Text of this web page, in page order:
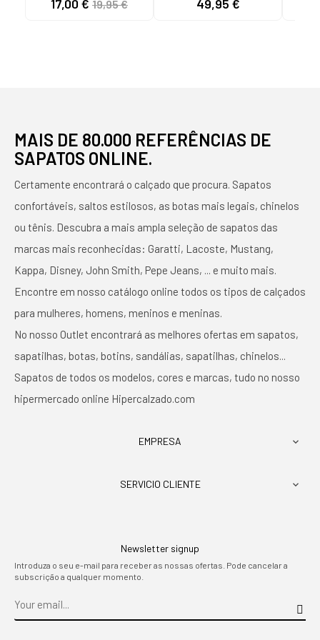
17,00 € 19,95 € 49,95 €
MAIS DE 80.000 REFERÊNCIAS DE
SAPATOS ONLINE.
Certamente encontrará o calçado que procura. Sapatos
confortáveis, saltos estilosos, as botas mais legais, chinelos
ou tênis. Descubra a mais ampla seleção de sapatos das
marcas mais reconhecidas: Garatti, Lacoste, Mustang,
Kappa, Disney, John Smith, Pepe Jeans, ... e muito mais.
Encontre em nosso catálogo online todos os tipos de calçados
para mulheres, homens, meninos e meninas.
No nosso Outlet encontrará as melhores ofertas em sapatos,
sapatilhas, botas, botins, sandálias, sapatilhas, chinelos...
Sapatos de todos os modelos, cores e marcas, tudo no nosso
hipermercado online Hipercalzado.com
EMPRESA 
SERVICIO CLIENTE 
Newsletter signup
Introduza o seu e-mail para receber as nossas ofertas. Pode cancelar a
subscrição a qualquer momento.